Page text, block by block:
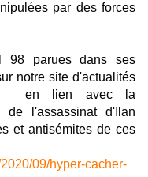
par des forces
98 parues dans ses
notre site d'actualités
lien avec la
l'assassinat d'Ilan
et antisémites de ces
09/hyper-cacher-